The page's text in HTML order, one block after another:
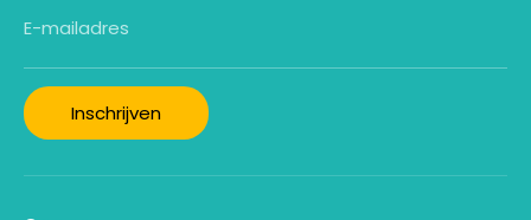
E-mailadres
Inschrijven